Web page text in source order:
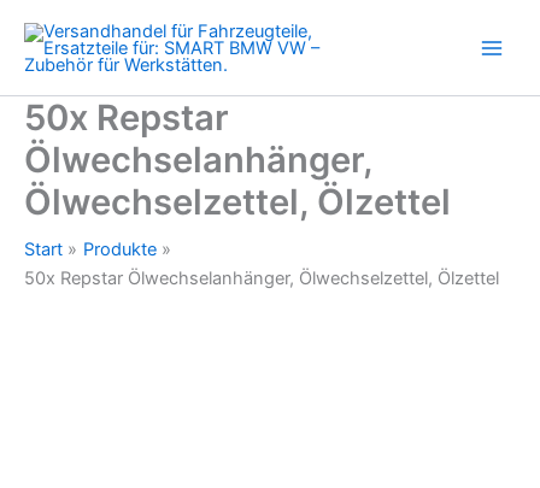
Inhalt
springen
50x Repstar
Ölwechselanhänger,
Ölwechselzettel, Ölzettel
Start
Produkte
50x Repstar Ölwechselanhänger, Ölwechselzettel, Ölzettel